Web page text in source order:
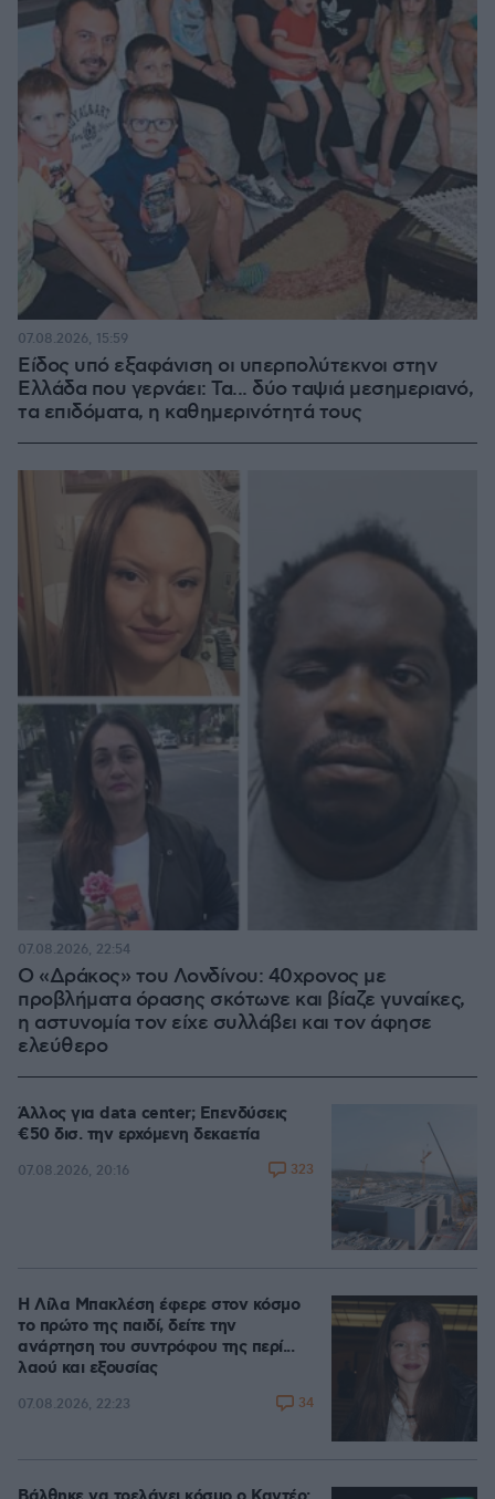
Είδος υπό εξαφάνιση οι υπερπολύτεκνοι στην
Ελλάδα που γερνάει: Τα... δύο ταψιά μεσημεριανό,
τα επιδόματα, η καθημερινότητά τους
07.08.2026, 15:59
Ο «Δράκος» του Λονδίνου: 40χρονος με
προβλήματα όρασης σκότωνε και βίαζε γυναίκες,
η αστυνομία τον είχε συλλάβει και τον άφησε
ελεύθερο
07.08.2026, 22:54
Άλλος για data center; Επενδύσεις
€50 δισ. την ερχόμενη δεκαετία
07.08.2026, 20:16 323
Η Λίλα Μπακλέση έφερε στον κόσμο
το πρώτο της παιδί, δείτε την
ανάρτηση του συντρόφου της περί...
λαού και εξουσίας
07.08.2026, 22:23 34